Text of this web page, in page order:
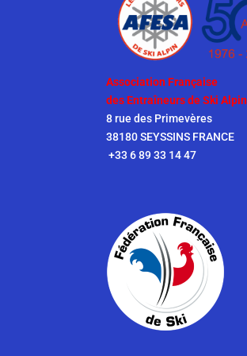
Association Française
des Entraîneurs de Ski Alpin
8 rue des Primevères
38180 SEYSSINS FRANCE
+33 6 89 33 14 47